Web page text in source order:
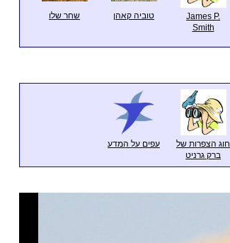
James P.
Smith
טוביה קאהן שחר שלו
חוג הצפרות של
ברק גרניט
עפים על המדע